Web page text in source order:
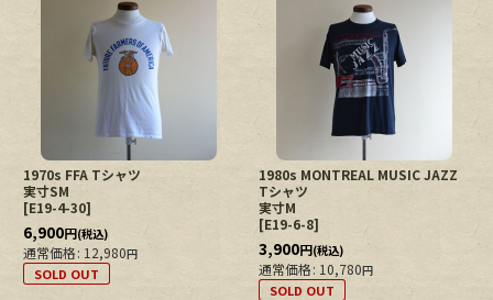
1970s FFA Tシャツ
実寸SM
[E19-4-30]
6,900円(税込)
通常価格: 12,980円
SOLD OUT
1980s MONTREAL MUSIC JAZZ
Tシャツ
実寸M
[E19-6-8]
3,900円(税込)
通常価格: 10,780円
SOLD OUT